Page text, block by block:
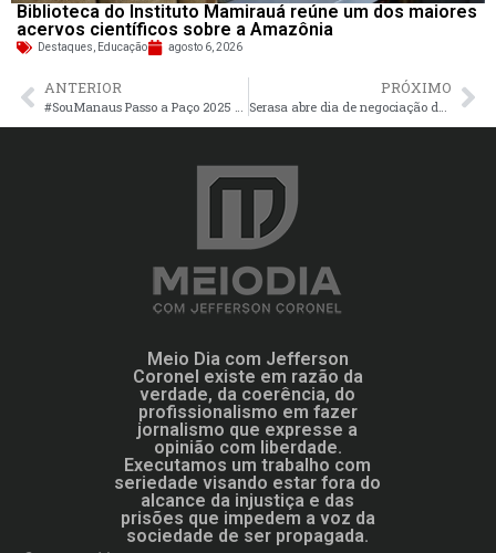
Biblioteca do Instituto Mamirauá reúne um dos maiores
acervos científicos sobre a Amazônia
Destaques, Educação agosto 6, 2026
ANTERIOR
#SouManaus Passo a Paço 2025 registrou público de 560 mil pessoas nos três dias do evento
PRÓXIMO
Serasa abre dia de negociação de dívidas
Meio Dia com Jefferson
Coronel existe em razão da
verdade, da coerência, do
profissionalismo em fazer
jornalismo que expresse a
opinião com liberdade.
Executamos um trabalho com
seriedade visando estar fora do
alcance da injustiça e das
prisões que impedem a voz da
sociedade de ser propagada.